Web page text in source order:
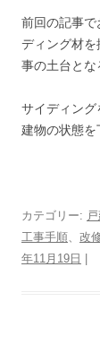
前回の記事で
ディング材
事の土台とな
サイディング
建物の状態を
カテゴリー:
工事手順、 改
年11月19日